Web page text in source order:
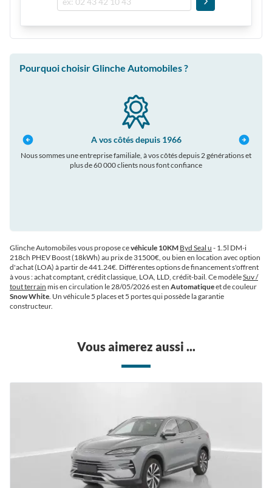
Pourquoi choisir Glinche Automobiles ?
A vos côtés depuis 1966
Nous sommes une entreprise familiale, à vos côtés depuis 2 générations et
plus de 60 000 clients nous font confiance
Glinche Automobiles vous propose cevéhicule 10KM Byd Seal u - 1.5l DM-i
218ch PHEV Boost (18kWh) au prix de 31500€, ou bien en location avec option
d'achat (LOA) à partir de 441.24€. Différentes options de financement s'offrent
à vous : achat comptant, crédit classique, LOA, LLD, crédit-bail. Ce modèleSuv /
tout terrain mis en circulation le 28/05/2026 est en Automatiqueet de couleur
Snow White. Un véhicule 5 places et 5 portes qui possède la garantie
constructeur.
Vous aimerez aussi ...